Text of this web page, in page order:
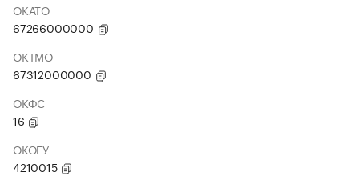
ОКАТО
67266000000
ОКТМО
67312000000
ОКФС
16
ОКОГУ
4210015